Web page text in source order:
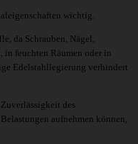
wichtig.
da Schrauben, Nägel,
in feuchten Räumen oder in
Edelstahllegierung verhindert
des
aufnehmen können,